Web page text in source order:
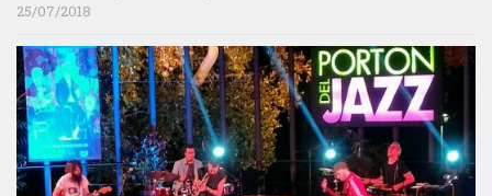
25/07/2018